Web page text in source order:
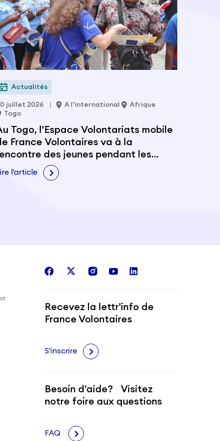
Actualités
juillet 2026 A l’international
Afrique
Togo
Togo, l’Espace Volontariats mobile
France Volontaires va à la
des jeunes pendant les
l'article
facebook
twitterinstagram
youtubelinkedin
Recevez la lettr'info de
France Volontaires
S'inscrire
Besoin d’aide? Visitez
notre foire aux questions
FAQ